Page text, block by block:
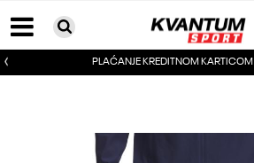
PLAĆANJE KREDITNOM KARTICOM